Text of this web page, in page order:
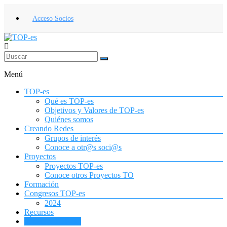
Acceso Socios
TOP-
Asociación
Española
Ocupacional
para
Adolescencia
Menú
TOP-es
Qué es TOP-es
Objetivos y Valores de TOP-es
Quiénes somos
Creando Redes
Grupos de interés
Conoce a otr@s soci@s
Proyectos
Proyectos TOP-es
Conoce otros Proyectos TO
Formación
Congresos TOP-es
2024
Recursos